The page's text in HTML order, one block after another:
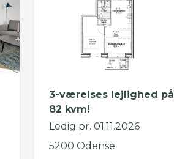
3-værelses lejlighed på
82 kvm!
Ledig pr. 01.11.2026
5200 Odense